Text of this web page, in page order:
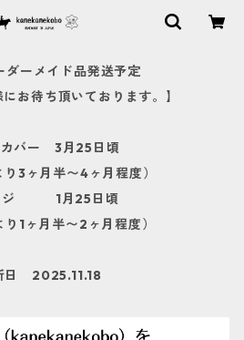
ダーメイド品発送予定
お待ち頂いております。】
カバー 3月25日頃
り3ヶ月半〜4ヶ月程度）
ジ 1月25日頃
り1ヶ月半〜2ヶ月程度）
日 2025.11.18